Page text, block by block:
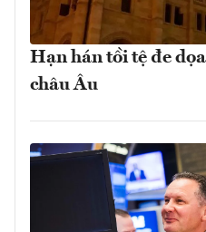
Hạn hán tồi tệ đe
châu Âu